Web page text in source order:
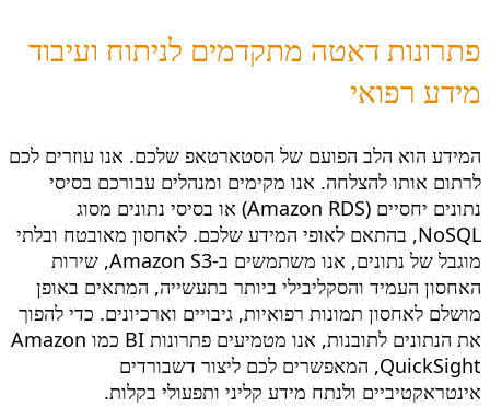
פתרונות דאטה מתקדמים לניתוח ועיבוד
מידע רפואי
המידע הוא הלב הפועם של הסטארטאפ שלכם. אנו עוזרים לכם
לרתום אותו להצלחה. אנו מקימים ומנהלים עבורכם בסיסי
נתונים יחסיים (Amazon RDS) או בסיסי נתונים מסוג
NoSQL, בהתאם לאופי המידע שלכם. לאחסון מאובטח ובלתי
מוגבל של נתונים, אנו משתמשים ב-Amazon S3, שירות
האחסון העמיד והסקליבילי ביותר בתעשייה, המתאים באופן
מושלם לאחסון תמונות רפואיות, גיבויים וארכיונים. כדי להפוך
את הנתונים לתובנות, אנו מטמיעים פתרונות BI כמו Amazon
QuickSight, המאפשרים לכם ליצור דשבורדים
אינטראקטיביים ולנתח מידע קליני ותפעולי בקלות.